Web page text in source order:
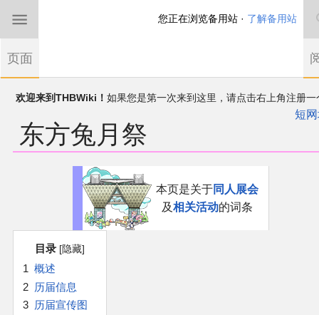
欢迎来到THBWiki！ 如果您是第一次来到这里，请点击右上角注册一
THBWiki以专业性和准确性为目标，如果你发现了任何确定的错误或
漏，可在登录后直接进行改正
短
东方兔月祭
航
索
本页是关于同人展会
及相关活动的词条
目录
1 概述
2 历届信息
3 历届宣传图
您正在浏览备用站 · 了解备用站
页面
首页
东方Project
东方同人规约
沙盒（建议使用）
讨论板
加入我们